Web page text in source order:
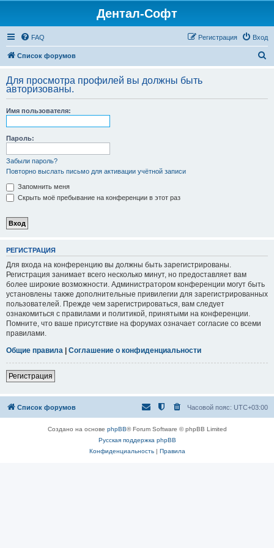
Дентал-Софт
FAQ Вход
Регистрация
Список форумов
с
Для просмотра профилей вы должны быть
авторизованы.
Имя пользователя:
Пароль:
Забыли пароль?
Повторно выслать письмо для активации учётной записи
Запомнить меня
Скрыть моё пребывание на конференции в этот раз
РЕГИСТРАЦИЯ
Для входа на конференцию вы должны быть зарегистрированы.
Регистрация занимает всего несколько минут, но предоставляет вам
более широкие возможности. Администратором конференции могут быть
установлены также дополнительные привилегии для зарегистрированных
пользователей. Прежде чем зарегистрироваться, вам следует
ознакомиться с правилами и политикой, принятыми на конференции.
Помните, что ваше присутствие на форумах означает согласие со всеми
правилами.
Общие правила | Соглашение о конфиденциальности
Регистрация
Список форумов Часовой пояс: UTC+03:00
Создано на основе phpBB® Forum Software © phpBB Limited
Русская поддержка phpBB
Конфиденциальность| Правила